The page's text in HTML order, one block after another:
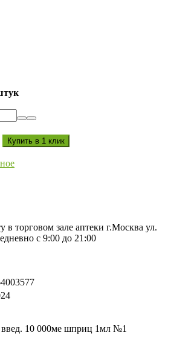
в торговом зале аптеки г.Москва ул.
с 9:00 до 21:00
10 000ме шприц 1мл №1